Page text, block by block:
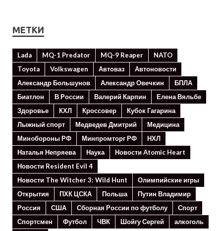
МЕТКИ
Lada MQ-1 Predator MQ-9 Reaper
NATO
Toyota
Volkswagen Автоваз
Автоновости
Александр Большунов
Александр Овечкин
БПЛА
Биатлон
В России Валерий Карпин
Елена Вяльбе
Здоровье
КХЛ Кроссовер
Кубок Гагарина
Лыжный спорт
Медведев Дмитрий
Медицина
Минoбороны РФ
Минпромторг РФ
НХЛ
Наталья Непряева
Наука
Новости Atomic Heart
Новости Resident Evil 4
Новости The Witcher 3: Wild Hunt
Олимпийские игры
Открытия
ПХК ЦСКА Польша
Путин Владимир
Россия
США Сборная России по футболу
Спорт
Спортсмен
Футбол ЧВК Шойгу Сергей
алкоголь